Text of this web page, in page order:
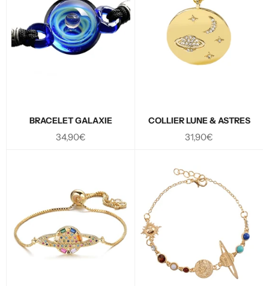
BRACELET GALAXIE
Prix
34,90€
COLLIER LUNE & ASTRES
Prix
31,90€